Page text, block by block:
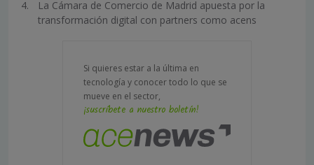
La Cámara de Comercio de Madrid apuesta por la
transformación digital con partners como acens
Si quieres estar a la última en
tecnología y conocer todo lo que se
mueve en el sector,
¡suscríbete a nuestro boletín!